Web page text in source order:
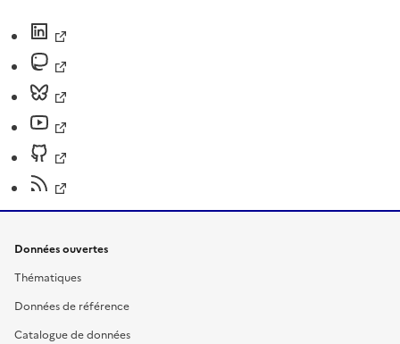
Données ouvertes
Thématiques
Données de référence
Catalogue de données